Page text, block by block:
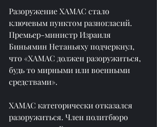
Разоружение ХАМАС стало
ключевым пунктом разногласий.
Премьер-министр Израиля
Биньямин Нетаньяху подчеркнул,
что «ХАМАС должен разоружиться,
будь то мирными или военными
средствами».
ХАМАС категорически отказался
разоружиться. Член политбюро